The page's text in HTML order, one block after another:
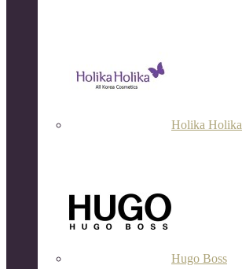
Holika Holika
Hugo Boss